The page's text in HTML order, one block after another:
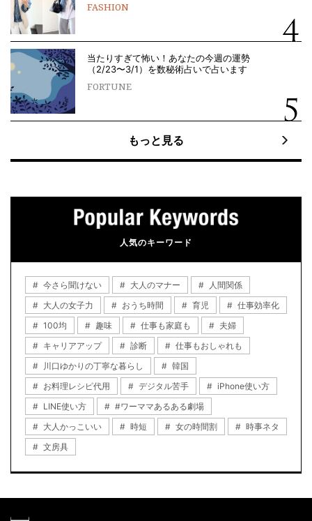
FASHION
当たりすぎて怖い！あなたの今週の運勢
（2/23〜3/1）を数秘術占いで占います
FORTUNE
もっと見る
人気のキーワード
今さら聞けない 大人のマナー
人間関係
大人の女子力
おうち時間 育児
仕事効率化
100均
趣味 仕事も家庭も
夫婦
キャリアアップ
診断
仕事もおしゃれも
川口ゆかりの丁寧な暮らし
韓国
お料理レシピ代用
デジタル苦手
iPhone使い方
LINE使い方
#ワーママあるある劇場
大人かっこいい
時短 女の時間割
時事ネタ
文房具